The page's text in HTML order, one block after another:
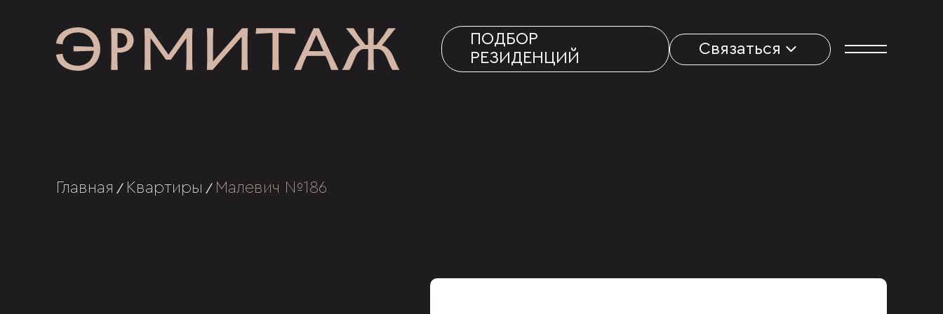
ПОДБОР
РЕЗИДЕНЦИЙ
Связаться
Главная / Квартиры / Малевич №186